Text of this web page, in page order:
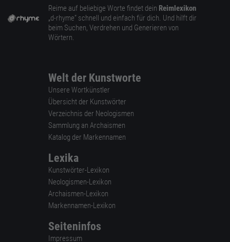
Reime auf beliebige Worte findet dein Reimlexikon
„d-rhyme” schnell und einfach für dich. Und hilft dir
beim Suchen, Verdrehen und Generieren von
Wörtern.
Welt der Kunstworte
Unsere Wortkünstler
Übersicht der Kunstwörter
Verzeichnis der Neologismen
Sammlung an Archaismen
Katalog der Markennamen
Lexika
Kunstwörter-Lexikon
Neologismen-Lexikon
Archaismen-Lexikon
Markennamen-Lexikon
Seiteninfos
Impressum